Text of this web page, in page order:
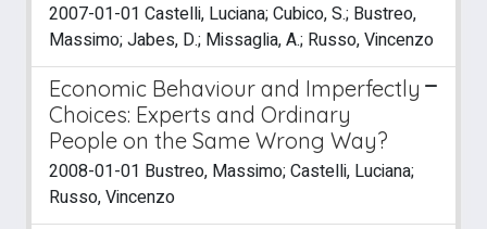
2007-01-01 Castelli, Luciana; Cubico, S.; Bustreo,
Massimo; Jabes, D.; Missaglia, A.; Russo, Vincenzo
Economic Behaviour and Imperfectly
Choices: Experts and Ordinary
People on the Same Wrong Way?
2008-01-01 Bustreo, Massimo; Castelli, Luciana;
Russo, Vincenzo